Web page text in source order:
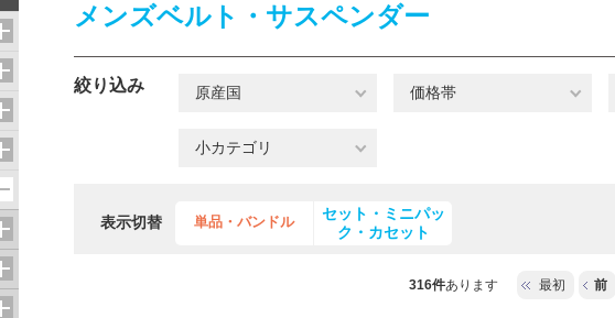
メンズベルト・サスペンダー
絞り込み 原産国 価格帯
小カテゴリ
表示切替 単品・バンドル
セット・ミニパッ
ク・カセット
316件あります 最初 前